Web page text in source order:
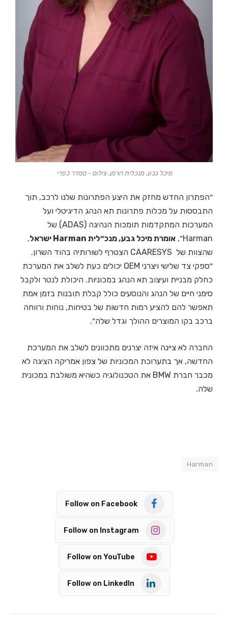
מיכל גבע, מנכלית הרמן. צילום - סמדר כפרי
״הפתרון החדש מחזק את היצע הפתרונות שלנו לרכב, תוך
התבססות על מכלות פתרונות תא הנהג הדיגיטלי ועל
המערכות המתקדמות תומכות הנהיגה (ADAS) של
Harman״,
אומרת מיכל גבע, מנכ״לית Harman ישראל
,
שהצוות של CAARESYS הצטרף לשורותיה בהוד השרון.
״ספקי צד שלישי ויצרני OEM יכולים כעת לשלב את המערכת
כחלק מבניית ועיצוב תא הנהג במכוניות. היכולת לנטר ולקבל
סימני חיים של הנהג והנוסעים כולל קבלת תובנות בזמן אמת
תאפשר להם להציע רמות חדשות של בטיחות, נוחות ורווחה
ברכב בקו המוצרים ההולך וגדל שלה״.
החברה לא ציינה איזה יצרנים מתכוונים לשלב את המערכת
החדשה, אך בתערוכת המכוניות של צפון אמריקה הציגה לא
מכבר חברת BMW את הטכנולוגיה כשהיא משולבת במכונית
שלה.
Harman
Follow on Facebook
Follow on Instagram
Follow on YouTube
Follow on LinkedIn